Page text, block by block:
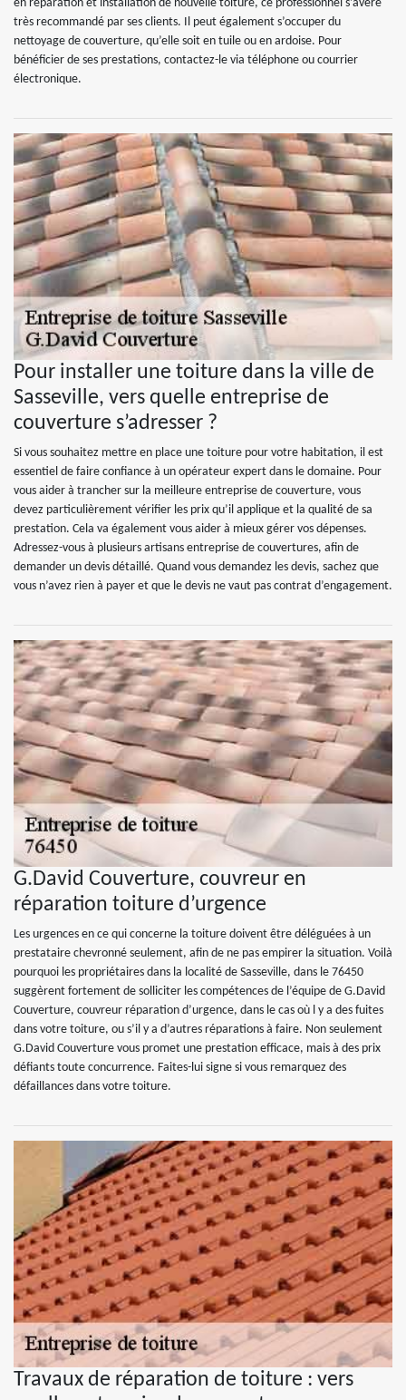
en réparation et installation de nouvelle toiture, ce professionnel s’avère
très recommandé par ses clients. Il peut également s’occuper du
nettoyage de couverture, qu’elle soit en tuile ou en ardoise. Pour
bénéficier de ses prestations, contactez-le via téléphone ou courrier
électronique.
Pour installer une toiture dans la ville de
Sasseville, vers quelle entreprise de
couverture s’adresser ?
Si vous souhaitez mettre en place une toiture pour votre habitation, il est
essentiel de faire confiance à un opérateur expert dans le domaine. Pour
vous aider à trancher sur la meilleure entreprise de couverture, vous
devez particulièrement vérifier les prix qu’il applique et la qualité de sa
prestation. Cela va également vous aider à mieux gérer vos dépenses.
Adressez-vous à plusieurs artisans entreprise de couvertures, afin de
demander un devis détaillé. Quand vous demandez les devis, sachez que
vous n’avez rien à payer et que le devis ne vaut pas contrat d’engagement.
G.David Couverture, couvreur en
réparation toiture d’urgence
Les urgences en ce qui concerne la toiture doivent être déléguées à un
prestataire chevronné seulement, afin de ne pas empirer la situation. Voilà
pourquoi les propriétaires dans la localité de Sasseville, dans le 76450
suggèrent fortement de solliciter les compétences de l’équipe de G.David
Couverture, couvreur réparation d’urgence, dans le cas où l y a des fuites
dans votre toiture, ou s’il y a d’autres réparations à faire. Non seulement
G.David Couverture vous promet une prestation efficace, mais à des prix
défiants toute concurrence. Faites-lui signe si vous remarquez des
défaillances dans votre toiture.
Travaux de réparation de toiture : vers